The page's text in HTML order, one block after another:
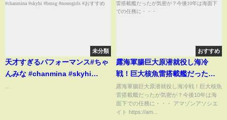
未分類
天才すぎるパフォーマンス#ちゃ
んみな #chanmina #skyhi
おすすめ
露海軍腸巨大原潜就役し海冷
戦！巨大核魚雷搭載艦だったが
気密が？今後10年は海面下での
任務に・・・
露海軍腸巨大原潜就役し海冷戦！巨大核魚
雷搭載艦だったが気密が？今後10年は海
面下での任務に・・・ アマゾンアソシエ
イト https://am...